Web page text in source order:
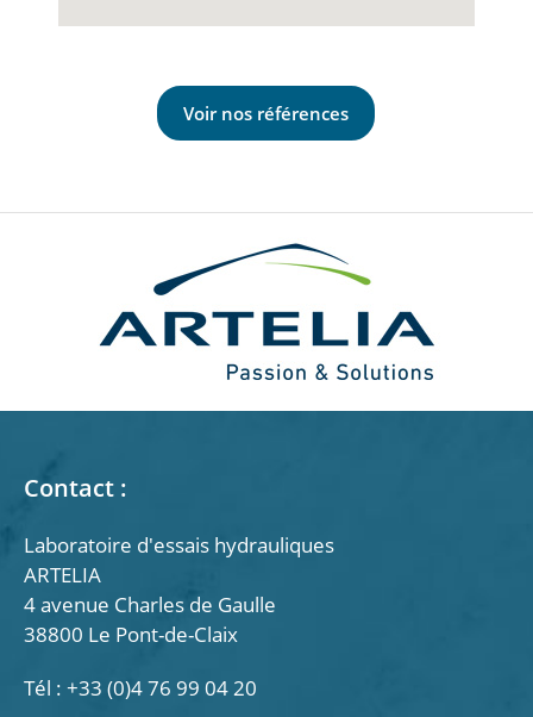
Voir nos références
Contact :
Laboratoire d'essais hydrauliques
ARTELIA
4 avenue Charles de Gaulle
38800 Le Pont-de-Claix
Tél : +33 (0)4 76 99 04 20